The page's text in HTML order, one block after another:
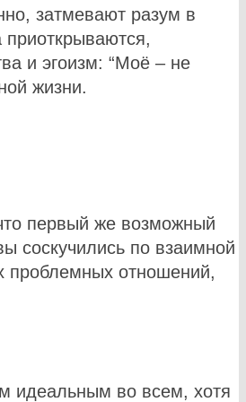
затмевают разум в
и эгоизм: “Моё – не
жизни.
первый же возможный
соскучились по взаимной
проблемных отношений,
идеальным во всем, хотя